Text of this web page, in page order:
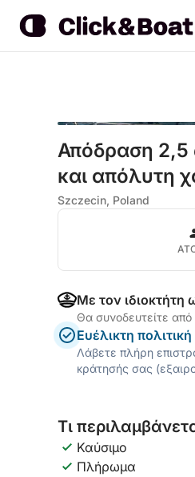
Απόδραση 2,5
και απόλυτη
Szczecin, Poland
Με τον ιδιοκτήτη
Θα συνοδευτείτε από
Ευέλικτη
Λάβετε πλήρη
κράτησής σας
Τι
Καύσιμο
Πλήρωμα